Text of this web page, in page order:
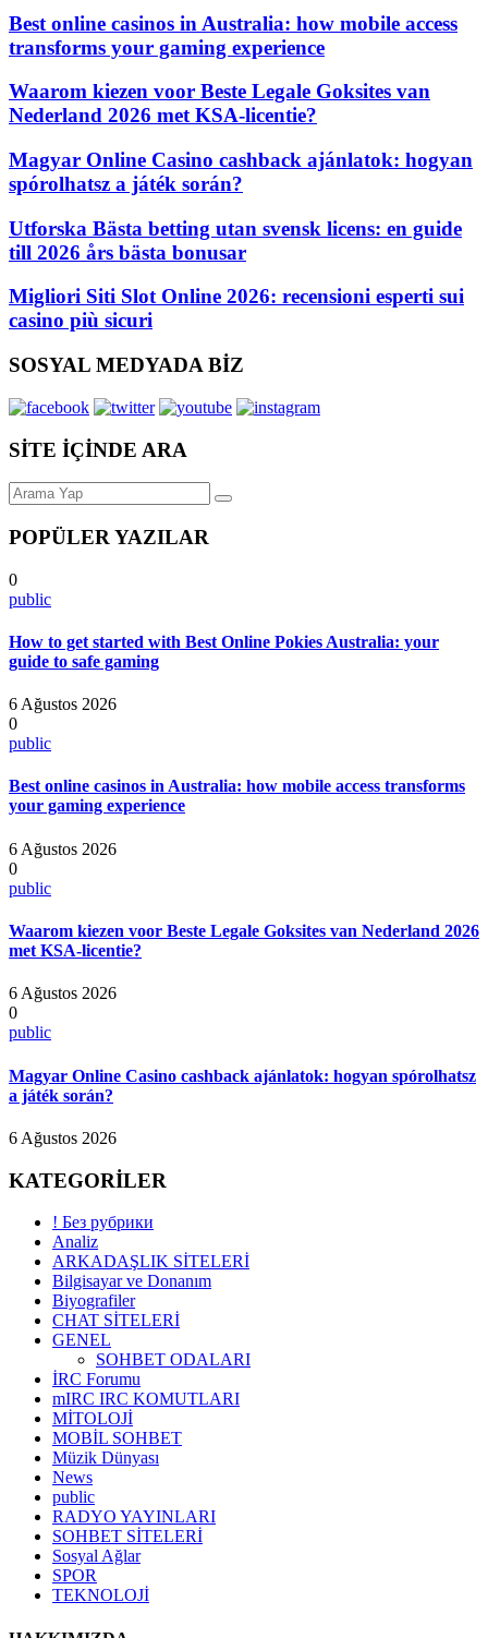
Best online casinos in Australia: how mobile access
transforms your gaming experience
Waarom kiezen voor Beste Legale Goksites van
Nederland 2026 met KSA-licentie?
Magyar Online Casino cashback ajánlatok: hogyan
spórolhatsz a játék során?
Utforska Bästa betting utan svensk licens: en guide
till 2026 års bästa bonusar
Migliori Siti Slot Online 2026: recensioni esperti sui
casino più sicuri
SOSYAL MEDYADA BİZ
SİTE İÇİNDE ARA
POPÜLER YAZILAR
0
public
How to get started with Best Online Pokies Australia: your
guide to safe gaming
6 Ağustos 2026
0
public
Best online casinos in Australia: how mobile access transforms
your gaming experience
6 Ağustos 2026
0
public
Waarom kiezen voor Beste Legale Goksites van Nederland 2026
met KSA-licentie?
6 Ağustos 2026
0
public
Magyar Online Casino cashback ajánlatok: hogyan spórolhatsz
a játék során?
6 Ağustos 2026
KATEGORİLER
! Без рубрики
Analiz
ARKADAŞLIK SİTELERİ
Bilgisayar ve Donanım
Biyografiler
CHAT SİTELERİ
GENEL
SOHBET ODALARI
İRC Forumu
mIRC IRC KOMUTLARI
MİTOLOJİ
MOBİL SOHBET
Müzik Dünyası
News
public
RADYO YAYINLARI
SOHBET SİTELERİ
Sosyal Ağlar
SPOR
TEKNOLOJİ